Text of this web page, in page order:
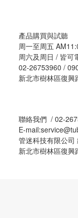
產品購買與試聽
周一至周五
周六及周日 / 皆可
02-26753960 /
新北市樹林區復
聯絡我們 / 02-
E-
管迷科技有限公
新北市樹林區復